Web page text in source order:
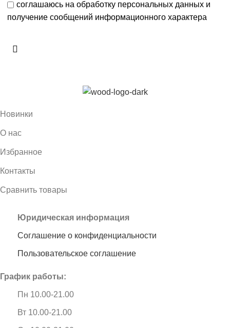
соглашаюсь на обработку персональных данных и
получение сообщений информационного характера
Новинки
О нас
Избранное
Контакты
Сравнить товары
Юридическая информация
Соглашение о конфиденциальности
Пользовательское соглашение
График работы:
Пн 10.00-21.00
Вт 10.00-21.00